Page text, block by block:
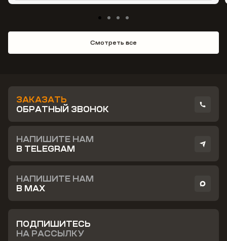
Смотреть все
ЗАКАЗАТЬ
ОБРАТНЫЙ ЗВОНОК
НАПИШИТЕ НАМ
В TELEGRAM
НАПИШИТЕ НАМ
В MAX
ПОДПИШИТЕСЬ
НА РАССЫЛКУ